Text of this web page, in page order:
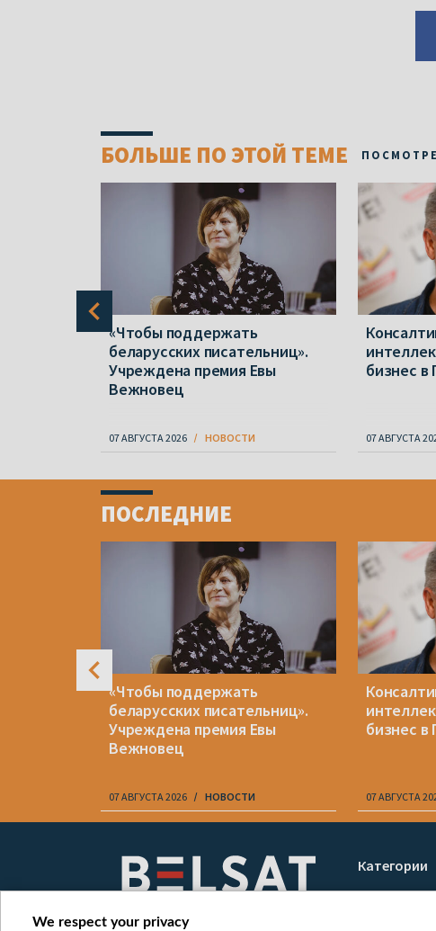
БОЛЬШЕ ПО ЭТОЙ ТЕМЕ
«Чтобы поддержать
беларусских писательниц».
Учреждена премия Евы
Вежновец
07 АВГУСТА 2026 НОВОСТИ
бизнес в
07 АВГУСТА
ПОСЛЕДНИЕ
«Чтобы поддержать
беларусских писательниц».
Учреждена премия Евы
Вежновец
07 АВГУСТА 2026 НОВОСТИ
бизнес в
07 АВГУСТА
10
Категории
Новости
We respect your privacy